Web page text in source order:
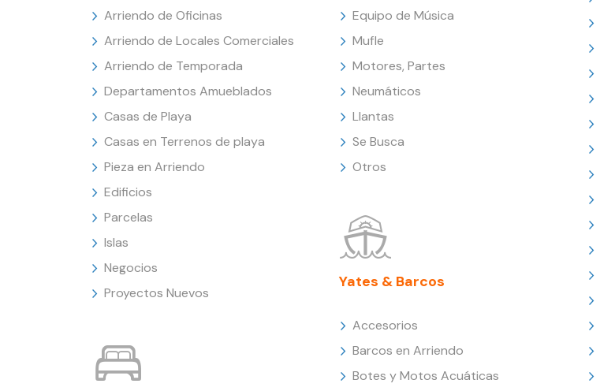
Arriendo de Oficinas
Arriendo de Locales Comerciales
Arriendo de Temporada
Departamentos Amueblados
Casas de Playa
Casas en Terrenos de playa
Pieza en Arriendo
Edificios
Parcelas
Islas
Negocios
Proyectos Nuevos
Equipo de Música
Mufle
Motores, Partes
Neumáticos
Llantas
Se Busca
Otros
Yates & Barcos
Accesorios
Barcos en Arriendo
Botes y Motos Acuáticas